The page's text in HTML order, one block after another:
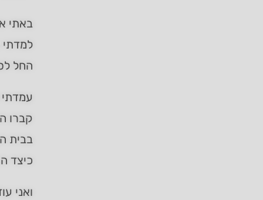
באתי
החל
עמדתי
קברו
בבית
כיצד
ואני